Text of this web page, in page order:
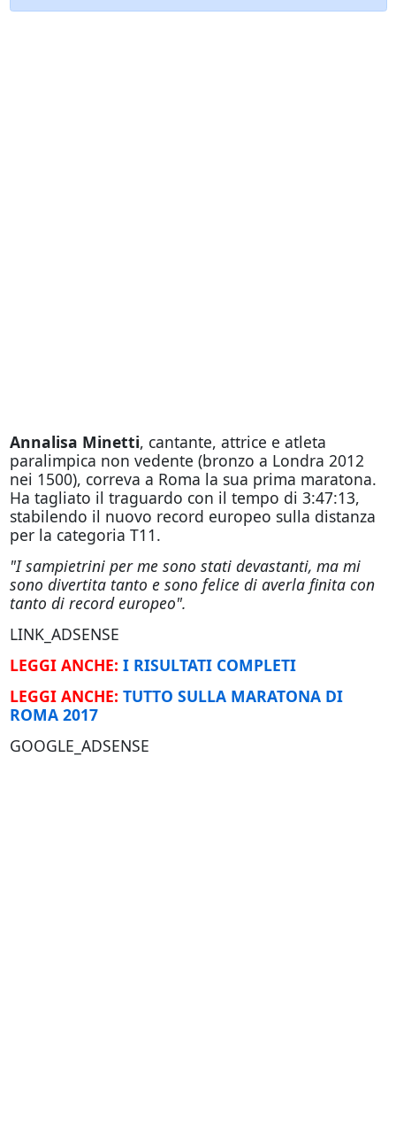
Annalisa Minetti, cantante, attrice e atleta
paralimpica non vedente (bronzo a Londra 2012
nei 1500), correva a Roma la sua prima maratona.
Ha tagliato il traguardo con il tempo di 3:47:13,
stabilendo il nuovo record europeo sulla distanza
per la categoria T11.
"I sampietrini per me sono stati devastanti, ma mi
sono divertita tanto e sono felice di averla finita con
tanto di record europeo".
LINK_ADSENSE
LEGGI ANCHE: I RISULTATI COMPLETI
LEGGI ANCHE: TUTTO SULLA MARATONA DI
ROMA 2017
GOOGLE_ADSENSE